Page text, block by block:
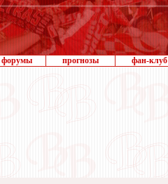
форумы прогнозы фан-клуб